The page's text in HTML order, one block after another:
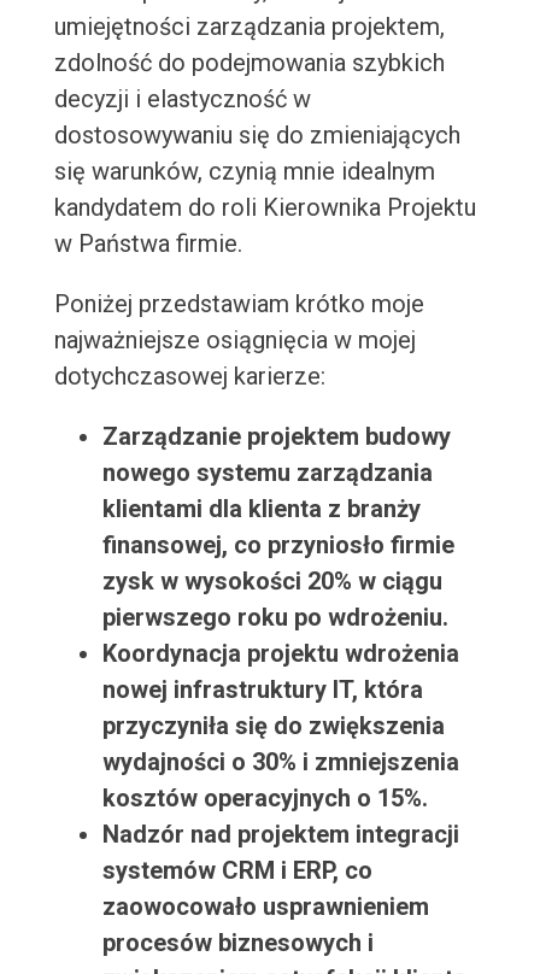
umiejętności zarządzania projektem,
zdolność do podejmowania szybkich
decyzji i elastyczność w
dostosowywaniu się do zmieniających
się warunków, czynią mnie idealnym
kandydatem do roli Kierownika Projektu
w Państwa firmie.
Poniżej przedstawiam krótko moje
najważniejsze osiągnięcia w mojej
dotychczasowej karierze:
Zarządzanie projektem budowy
nowego systemu zarządzania
klientami dla klienta z branży
finansowej, co przyniosło firmie
zysk w wysokości 20% w ciągu
pierwszego roku po wdrożeniu.
Koordynacja projektu wdrożenia
nowej infrastruktury IT, która
przyczyniła się do zwiększenia
wydajności o 30% i zmniejszenia
kosztów operacyjnych o 15%.
Nadzór nad projektem integracji
systemów CRM i ERP, co
zaowocowało usprawnieniem
procesów biznesowych i